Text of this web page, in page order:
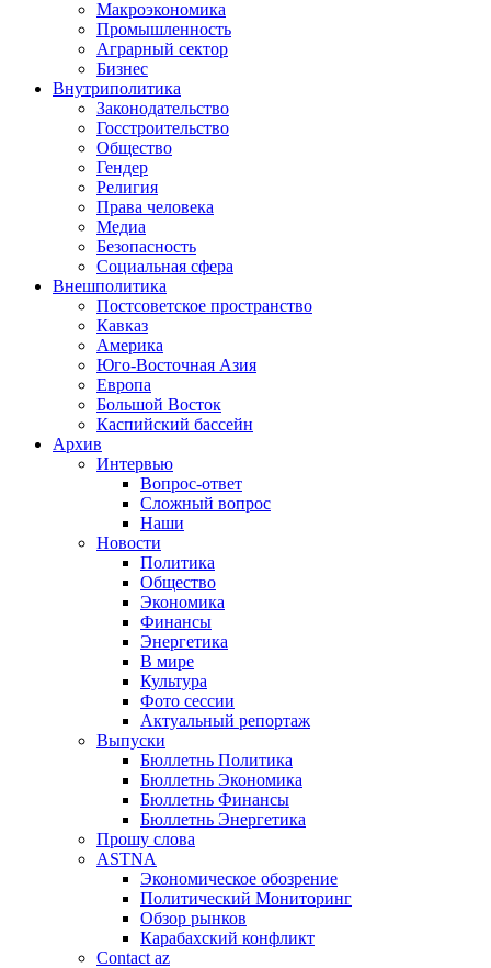
Макроэкономика
Промышленность
Аграрный сектор
Бизнес
Внутриполитика
Законодательство
Госстроительство
Общество
Гендер
Религия
Права человека
Медиа
Безопасность
Социальная сфера
Внешполитика
Постсоветское пространство
Кавказ
Америка
Юго-Восточная Азия
Европа
Большой Восток
Каспийский бассейн
Архив
Интервью
Вопрос-ответ
Сложный вопрос
Наши
Новости
Политика
Общество
Экономика
Финансы
Энергетика
В мире
Культура
Фото сессии
Актуальный репортаж
Выпуски
Бюллетнь Политика
Бюллетнь Экономика
Бюллетнь Финансы
Бюллетнь Энергетика
Прошу слова
ASTNA
Экономическое обозрение
Политический Мониторинг
Обзор рынков
Карабахский конфликт
Contact az